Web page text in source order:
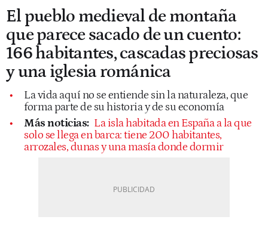
El pueblo medieval de montaña
que parece sacado de un cuento:
166 habitantes, cascadas preciosas
y una iglesia románica
La vida aquí no se entiende sin la naturaleza, que
forma parte de su historia y de su economía
Más noticias: La isla habitada en España a la que
solo se llega en barca: tiene 200 habitantes,
arrozales, dunas y una masía donde dormir